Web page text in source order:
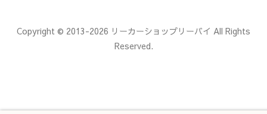
Copyright © 2013-2026 リーカーショップリーバイ All Rights
Reserved.